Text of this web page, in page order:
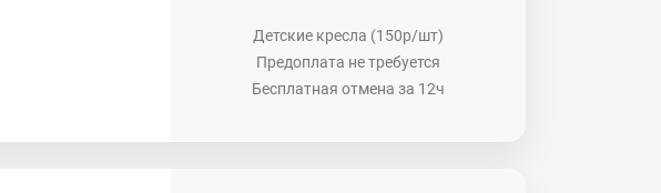
Детские кресла (150р/шт)
Предоплата не требуется
Бесплатная отмена за 12ч